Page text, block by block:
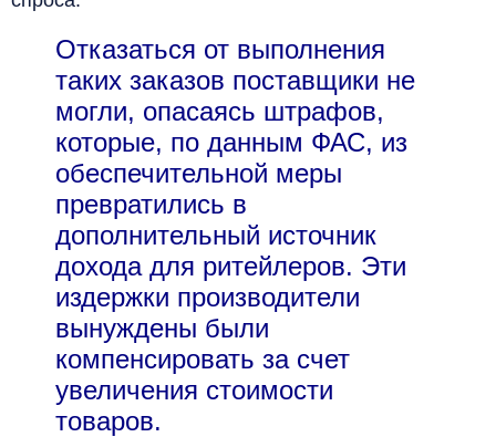
Отказаться от выполнения
таких заказов поставщики не
могли, опасаясь штрафов,
которые, по данным ФАС, из
обеспечительной меры
превратились в
дополнительный источник
дохода для ритейлеров. Эти
издержки производители
вынуждены были
компенсировать за счет
увеличения стоимости
товаров.